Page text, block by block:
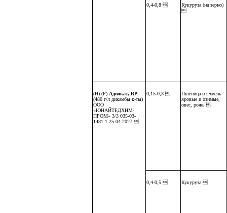
0,4-0,8 
Кукуруза (на зерно)

(И) (Р) Адвокат, ВР
(480 г/л дикамбы к-ты)
ООО
«ЮНАЙТЕДХИМ-
ПРОМ» 3/3 035-03-
1481-1 25.04.2027 
0,15-0,3 
Пшеница и ячмень
яровые и озимые,
овес, рожь 
0,4-0,5  Кукуруза 